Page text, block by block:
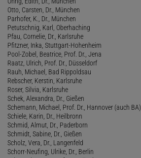
Otto, Carsten, Dr., München
Parhofer, K., Dr., München
Petutschnig, Karl, Oberhaching
Pfau, Cornelie, Dr., Karlsruhe
Pfitzner, Inka, Stuttgart-Hohenheim
Pool-Zobel, Beatrice, Prof. Dr., Jena
Raatz, Ulrich, Prof. Dr., Düsseldorf
Rauh, Michael, Bad Rippoldsau
Rebscher, Kerstin, Karlsruhe
Roser, Silvia, Karlsruhe
Schek, Alexandra, Dr., Gießen
Schemann, Michael, Prof. Dr., Hannover (auch BA)
Schiele, Karin, Dr., Heilbronn
Schmid, Almut, Dr., Paderborn
Schmidt, Sabine, Dr., Gießen
Scholz, Vera, Dr., Langenfeld
Schorr-Neufing, Ulrike, Dr., Berlin